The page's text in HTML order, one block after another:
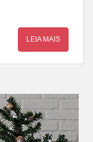
LEIA MAIS